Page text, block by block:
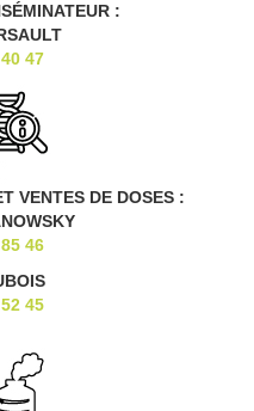
:
47
VENTES DE DOSES :
46
45